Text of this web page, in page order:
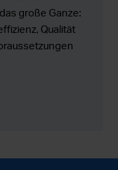
große Ganze:
Qualität
werden –